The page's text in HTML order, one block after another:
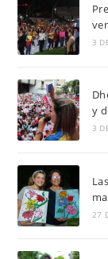
3
y
3
27